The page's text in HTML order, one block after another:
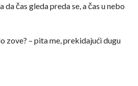
čas gleda preda se, a čas u nebo
zove? – pita me, prekidajući dugu